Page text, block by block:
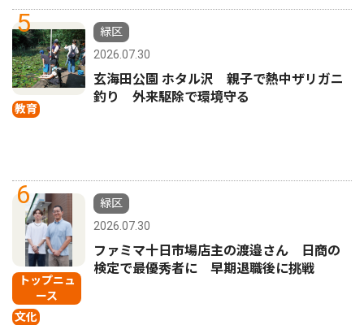
5
教育
緑区
2026.07.30
玄海田公園 ホタル沢 親子で熱中ザリガニ
釣り 外来駆除で環境守る
6
トップニュ
ース
文化
緑区
2026.07.30
ファミマ十日市場店主の渡邉さん 日商の
検定で最優秀者に 早期退職後に挑戦